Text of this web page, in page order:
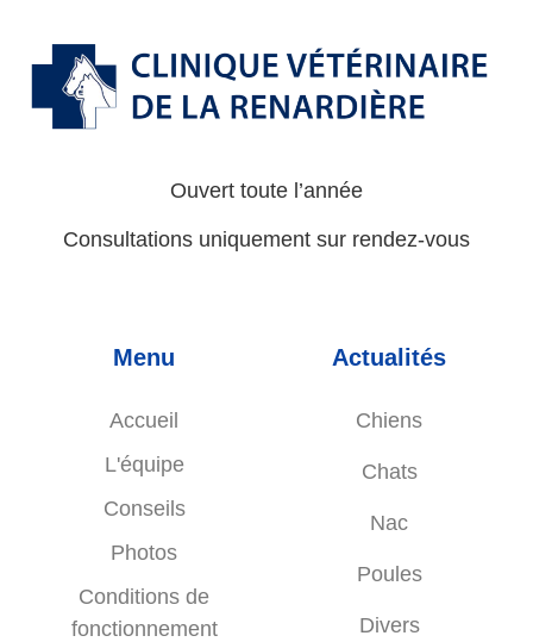
Ouvert toute l’année
Consultations uniquement sur rendez-vous
Menu
Accueil
L'équipe
Conseils
Photos
Conditions de
fonctionnement
Actualités
Chiens
Chats
Nac
Poules
Divers